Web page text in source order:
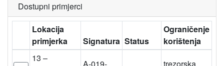
Dostupni primjerci
Lokacija
primjerka
Signatura Status
Ograničenje
korištenja
13 –